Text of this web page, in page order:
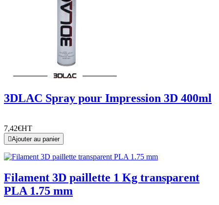
3DLAC Spray pour Impression 3D 400ml
7,42€HT
Ajouter au panier
Filament 3D paillette 1 Kg transparent
PLA 1.75 mm